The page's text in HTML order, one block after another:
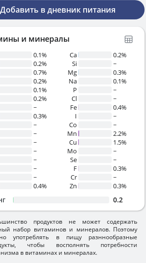
Добавить в дневник питания
и минералы
0.1%
0.2%
0.7%
0.2%
0.1%
0.2%
~
0.3%
~
~
~
~
~
~
~
0.4%
Ca
0.2%
Si
~
Mg
0.3%
Na
0.1%
P
~
Cl
~
Fe
0.4%
I
~
Co
~
Mn
2.2%
Cu
1.5%
Mo
~
Se
~
F
0.3%
Cr
~
Zn
0.3%
0.2
продуктов не может содержать
набор витаминов и минералов. Поэтому
употреблять в пищу разннообразные
чтобы восполнять потребности
в витаминах и минералах.